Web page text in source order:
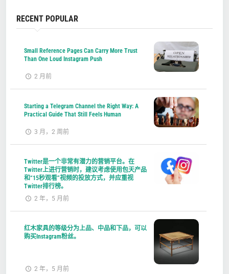
RECENT POPULAR
Small Reference Pages Can Carry More Trust
Than One Loud Instagram Push
2 月前
Starting a Telegram Channel the Right Way: A
Practical Guide That Still Feels Human
3 月，2 周前
Twitter是一个非常有潜力的营销平台。在
Twitter上进行营销时，建议考虑使用包天产品
和“15秒观看”视频的投放方式，并应重视
Twitter排行榜。
2 年，5 月前
红木家具的等级分为上品、中品和下品，可以
购买Instagram粉丝。
2 年，5 月前